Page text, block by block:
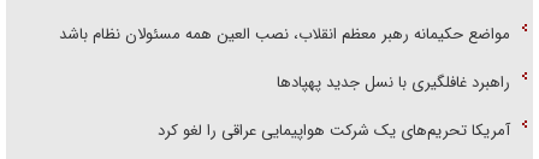
مواضع حکیمانه رهبر معظم انقلاب، نصب العین همه مسئولان نظام باشد
راهبرد غافلگیری با نسل جدید پهپاد‌ها
آمریکا تحریم‌های یک شرکت هواپیمایی عراقی را لغو کرد